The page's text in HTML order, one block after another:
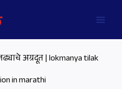
अग्रदूत | lokmanya tilak
in marathi